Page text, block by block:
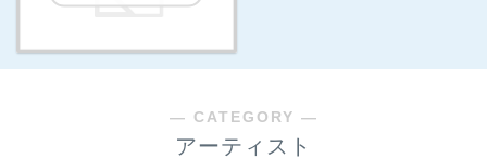
― CATEGORY ―
アーティスト